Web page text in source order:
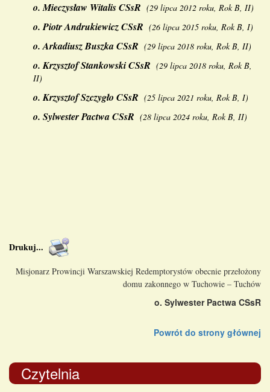
o. Mieczysław Witalis CSsR (29 lipca 2012 roku, Rok B, II)
o.Piotr Andrukiewicz CSsR (26 lipca 2015 roku, Rok B, I)
o. Arkadiusz Buszka CSsR (29 lipca 2018 roku, Rok B, II)
o.Krzysztof Stankowski CSsR (29 lipca 2018 roku, Rok B,
II)
o. Krzysztof Szczygło CSsR (25 lipca 2021 roku, Rok B, I)
o. Sylwester Pactwa CSsR (28 lipca 2024 roku, Rok B, II)
Drukuj...
Misjonarz Prowincji Warszawskiej Redemptorystów obecnie przełożony
domu zakonnego w Tuchowie – Tuchów
o. Sylwester Pactwa CSsR
Powrót do strony głównej
Czytelnia